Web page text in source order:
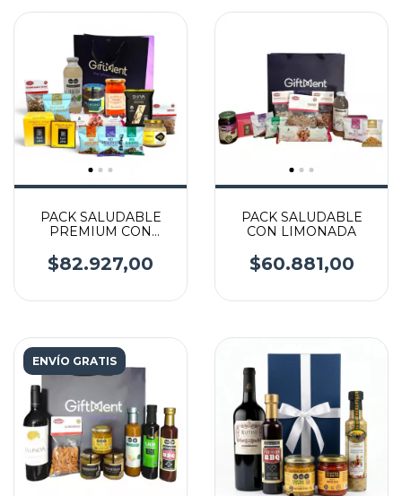
PACK SALUDABLE
PREMIUM CON
$82.927,00
PACK SALUDABLE
CON LIMONADA
$60.881,00
ENVÍO GRATIS